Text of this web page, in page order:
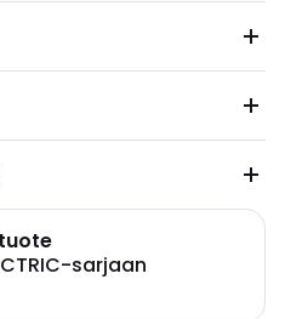
tuote
sarjaan